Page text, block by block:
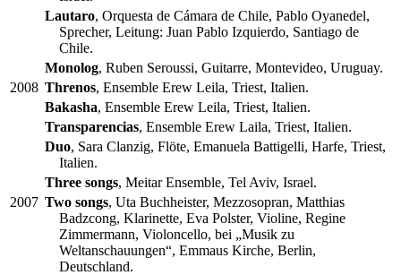
Lautaro, Orquesta de Cámara de Chile, Pablo Oyanedel,
Sprecher, Leitung: Juan Pablo Izquierdo, Santiago de
Chile.
Monolog, Ruben Seroussi, Guitarre, Montevideo, Uruguay.
2008 Threnos, Ensemble Erew Leila, Triest, Italien.
Bakasha, Ensemble Erew Leila, Triest, Italien.
Transparencias, Ensemble Erew Laila, Triest, Italien.
Duo, Sara Clanzig, Flöte, Emanuela Battigelli, Harfe, Triest,
Italien.
Three songs, Meitar Ensemble, Tel Aviv, Israel.
2007 Two songs, Uta Buchheister, Mezzosopran, Matthias
Badzcong, Klarinette, Eva Polster, Violine, Regine
Zimmermann, Violoncello, bei „Musik zu
Weltanschauungen“, Emmaus Kirche, Berlin,
Deutschland.